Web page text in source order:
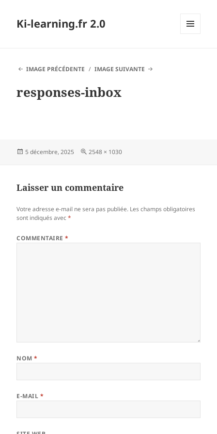
Ki-learning.fr 2.0
IMAGE PRÉCÉDENTE
IMAGE SUIVANTE
responses-inbox
Publié
5 décembre, 2025
Taille
2548 × 1030
Laisser un commentaire
Votre adresse e-mail ne sera pas publiée. Les champs obligatoires
sont indiqués avec*
COMMENTAIRE*
NOM*
E-MAIL *